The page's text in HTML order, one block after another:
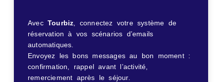
Avec Tourbiz , connectez votre système de
réservation à vos scénarios d’emails
automatiques.
Envoyez les bons messages au bon moment :
confirmation, rappel avant l’activité,
remerciement après le séjour.